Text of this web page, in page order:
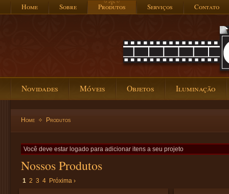
Home Sobre Produtos Serviços Contato
Novidades Móveis Objetos Iluminação
Home Produtos
Você deve estar logado para adicionar itens a seu projeto
Nossos Produtos
1 2 3 4 Próxima ›